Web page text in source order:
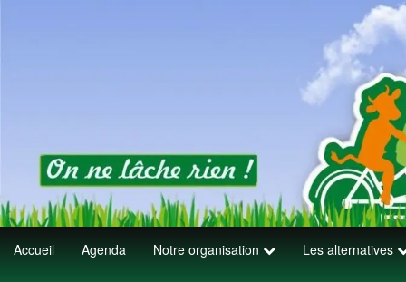
Accueil Agenda Notre organisation Les alternatives